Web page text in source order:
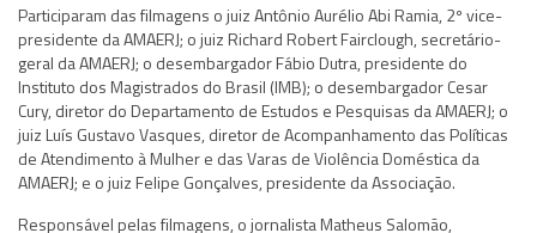
Participaram das filmagens o juiz Antônio Aurélio Abi Ramia, 2º vice-
presidente da AMAERJ; o juiz Richard Robert Fairclough, secretário-
geral da AMAERJ; o desembargador Fábio Dutra, presidente do
Instituto dos Magistrados do Brasil (IMB); o desembargador Cesar
Cury, diretor do Departamento de Estudos e Pesquisas da AMAERJ; o
juiz Luís Gustavo Vasques, diretor de Acompanhamento das Políticas
de Atendimento à Mulher e das Varas de Violência Doméstica da
AMAERJ; e o juiz Felipe Gonçalves, presidente da Associação.
Responsável pelas filmagens, o jornalista Matheus Salomão,